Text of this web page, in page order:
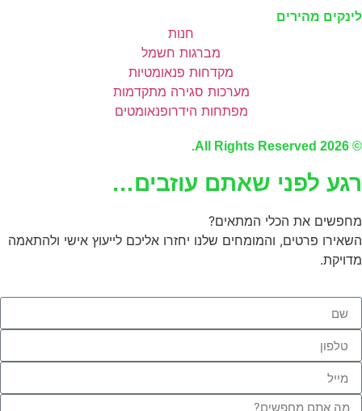
לינקים מהירים
חנות
מברגות חשמל
מקדחות פנאומטיות
מערכות סגירה מתקדמות
מפתחות הידרופנאומטים
© 2026 All Rights Reserved.
רגע לפני שאתם עוזבים…
מחפשים את הכלי המתאים?
השאירו פרטים, והמומחים שלנו יחזרו אליכם לייעוץ אישי ולהתאמה
מדויקת.